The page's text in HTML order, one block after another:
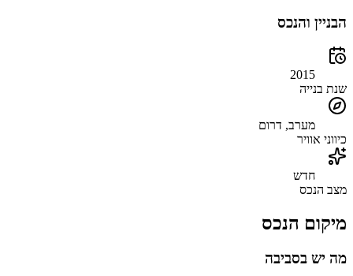
הבניין והנכס
2015
שנת בנייה
מערב, דרום
כיווני אוויר
חדש
מצב הנכס
מיקום הנכס
מה יש בסביבה